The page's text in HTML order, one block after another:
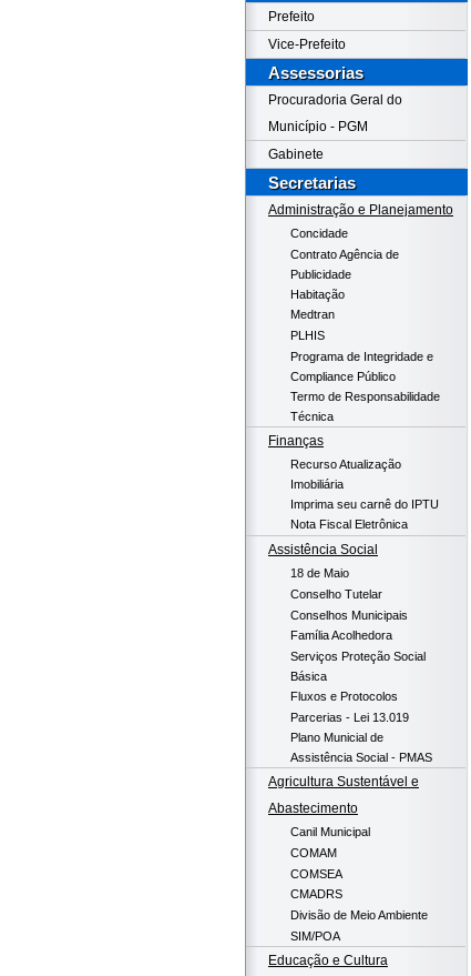
Prefeito
Vice-Prefeito
Assessorias
Procuradoria Geral do
Município - PGM
Gabinete
Secretarias
Administração e Planejamento
Concidade
Contrato Agência de
Publicidade
Habitação
Medtran
PLHIS
Programa de Integridade e
Compliance Público
Termo de Responsabilidade
Técnica
Finanças
Recurso Atualização
Imobiliária
Imprima seu carnê do IPTU
Nota Fiscal Eletrônica
Assistência Social
18 de Maio
Conselho Tutelar
Conselhos Municipais
Família Acolhedora
Serviços Proteção Social
Básica
Fluxos e Protocolos
Parcerias - Lei 13.019
Plano Municial de
Assistência Social - PMAS
Agricultura Sustentável e
Abastecimento
Canil Municipal
COMAM
COMSEA
CMADRS
Divisão de Meio Ambiente
SIM/POA
Educação e Cultura